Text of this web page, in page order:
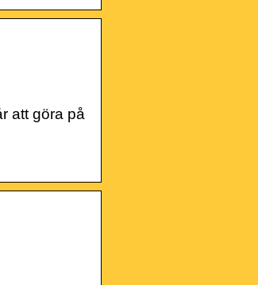
att göra på